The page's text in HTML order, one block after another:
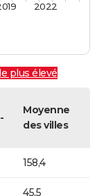
2022
plus élevé
Moyenne
des villes
158,4
45,5